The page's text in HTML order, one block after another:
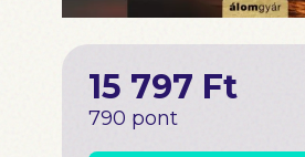
15 797 Ft
790 pont